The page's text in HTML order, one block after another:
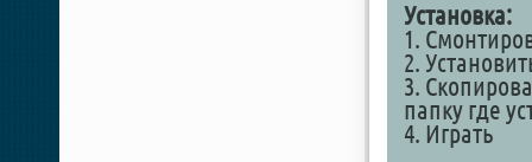
Установка:
1.
2.
3.
папку где
4. Играть